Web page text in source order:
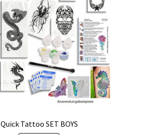
Quick Tattoo SET BOYS